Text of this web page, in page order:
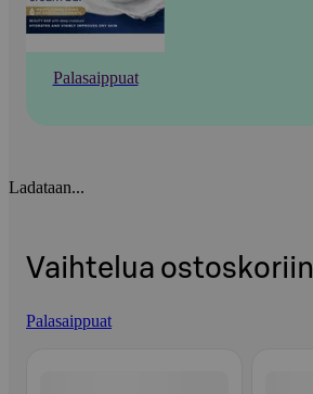
Palasaippuat
Ladataan...
Vaihtelua ostoskoriin
Palasaippuat